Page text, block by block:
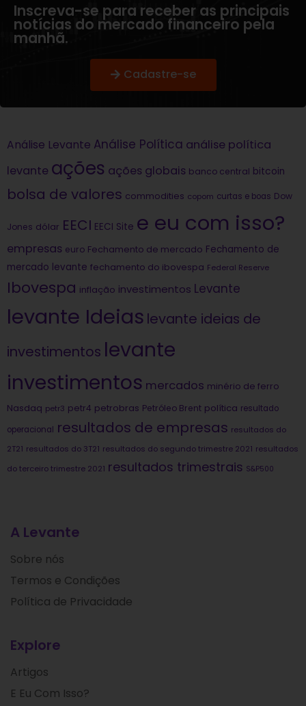
Inscreva-se para receber as principais
notícias do mercado financeiro pela
manhã.
Cadastre-se
Análise Levante Análise Política análise política
levante ações ações globais banco central bitcoin
bolsa de valores commodities copom curtas e boas Dow
Jones dólar EECI EECI Site e eu com isso?
empresas euro Fechamento de mercado Fechamento de
mercado levante fechamento do ibovespa Federal Reserve
Ibovespa inflação investimentos Levante
levante Ideias levante ideias de
investimentos levante
investimentos mercados minério de ferro
Nasdaq petr3 petr4 petrobras Petróleo Brent política resultado
operacional resultados de empresas resultados do
2T21 resultados do 3T21 resultados do segundo trimestre 2021 resultados
do terceiro trimestre 2021 resultados trimestrais S&P500
A Levante
Sobre nós
Termos e Condições
Política de Privacidade
Explore
Artigos
E Eu Com Isso?